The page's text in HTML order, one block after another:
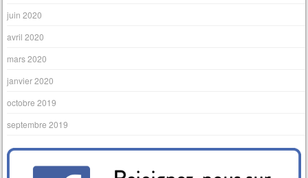
juin 2020
avril 2020
mars 2020
janvier 2020
octobre 2019
septembre 2019